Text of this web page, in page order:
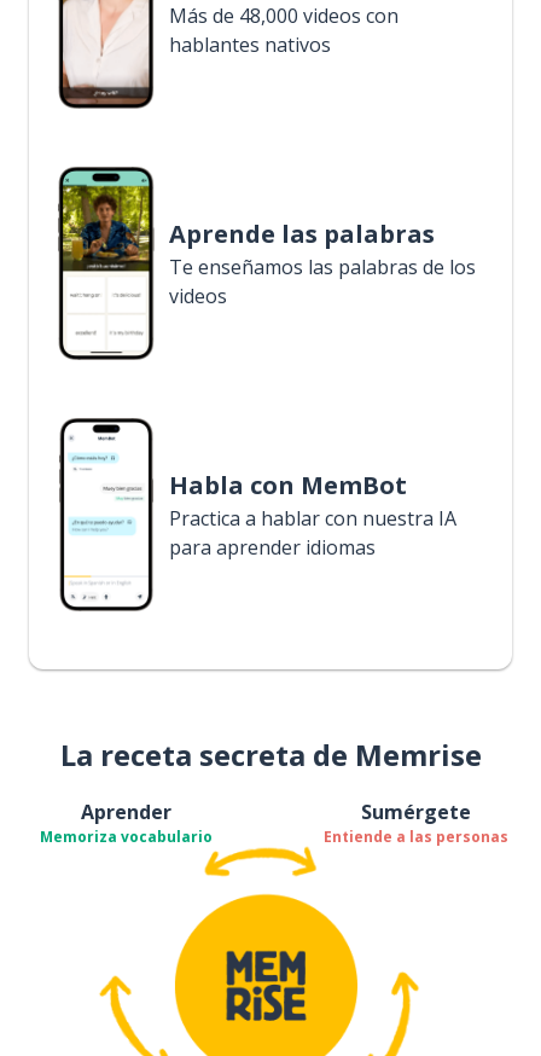
Más de 48,000 videos con
hablantes nativos
Aprende las palabras
Te enseñamos las palabras de los
videos
Habla con MemBot
Practica a hablar con nuestra IA
para aprender idiomas
La receta secreta de Memrise
Aprender
Memoriza vocabulario
Sumérgete
Entiende a las personas